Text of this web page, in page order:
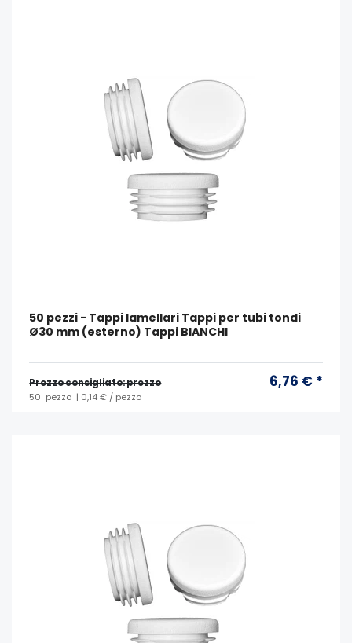
50 pezzi - Tappi lamellari Tappi per tubi tondi
Ø30 mm (esterno) Tappi BIANCHI
Prezzo consigliato: prezzo 6,76 € *
50 pezzo | 0,14 € / pezzo